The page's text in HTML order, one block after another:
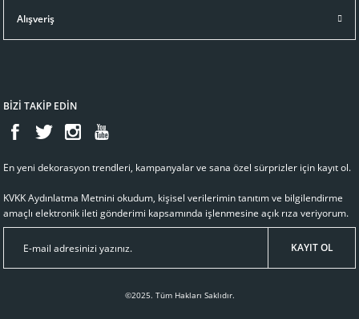
GARRETT KAHVERENGİ ÇERÇEVE
Alışveriş
BİZİ TAKİP EDİN
En yeni dekorasyon trendleri, kampanyalar ve sana özel sürprizler için kayıt ol.
KVKK Aydınlatma Metnini okudum, kişisel verilerimin tanıtım ve bilgilendirme
amaçlı elektronik ileti gönderimi kapsamında işlenmesine açık rıza veriyorum.
KAYIT OL
©2025. Tüm Hakları Saklıdır.